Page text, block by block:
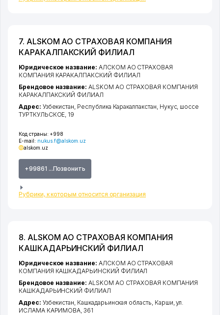
7. ALSKOM АО СТРАХОВАЯ КОМПАНИЯ
КАРАКАЛПАКСКИЙ ФИЛИАЛ
Код страны: +998
E-mail: nukus.f@alskom.uz
alskom.uz
+99861 ...Позвонить
Рубрики, к которым относится организация
Юридическое название: АЛСКОМ АО СТРАХОВАЯ
КОМПАНИЯ КАРАКАЛПАКСКИЙ ФИЛИАЛ
Брендовое название: ALSKOM АО СТРАХОВАЯ КОМПАНИЯ
КАРАКАЛПАКСКИЙ ФИЛИАЛ
Адрес: Узбекистан, Республика Каракалпакстан, Нукус, шоссе
ТУРТКУЛЬСКОЕ, 19
8. ALSKOM АО СТРАХОВАЯ КОМПАНИЯ
КАШКАДАРЬИНСКИЙ ФИЛИАЛ
Юридическое название: АЛСКОМ АО СТРАХОВАЯ
КОМПАНИЯ КАШКАДАРЬИНСКИЙ ФИЛИАЛ
Брендовое название: ALSKOM АО СТРАХОВАЯ КОМПАНИЯ
КАШКАДАРЬИНСКИЙ ФИЛИАЛ
Адрес: Узбекистан, Кашкадарьинская область, Карши,ул.
ИСЛАМА КАРИМОВА, 361